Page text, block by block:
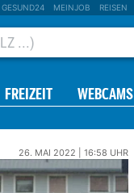
GESUND24 MEINJOB REISEN
FREIZEIT WEBCAMS
26. MAI 2022 | 16:58 UHR